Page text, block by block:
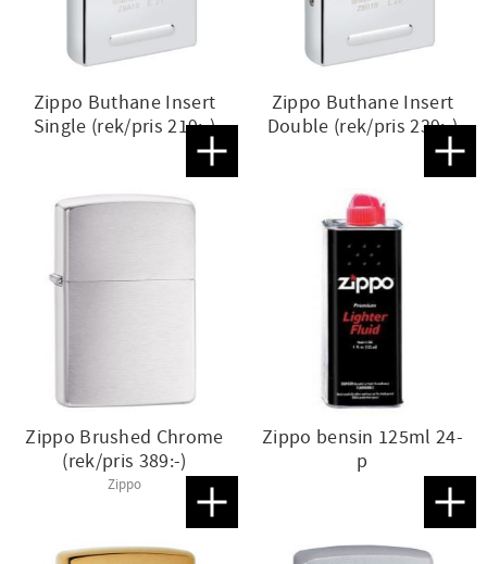
Zippo Buthane Insert
Single (rek/pris 219:-)
Lägg till i favoriter
Zippo Buthane Insert
Double (rek/pris 239:-)
Zippo Brushed Chrome
(rek/pris 389:-)
Zippo
Lägg till i favoriter
Zippo bensin 125ml 24-
p